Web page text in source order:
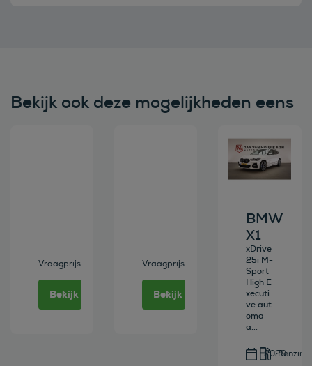
Bekijk ook deze mogelijkheden eens
Vraagprijs
Bekijk deze auto
Vraagprijs
Bekijk deze auto
Bekijk deze
BMW
X1
xDrive
25i M-
Sport
High E
xecuti
ve aut
oma
a...
2020Benzine